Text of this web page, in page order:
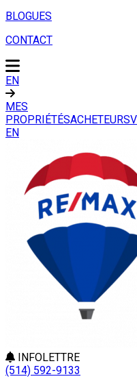
BLOGUES
CONTACT
EN
MES
PROPRIÉTÉSACHETEURS
EN
INFOLETTRE
(514) 592-9133